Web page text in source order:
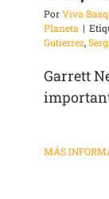
PorViva
Planeta |
Gutierrez,
Garrett
MÁS